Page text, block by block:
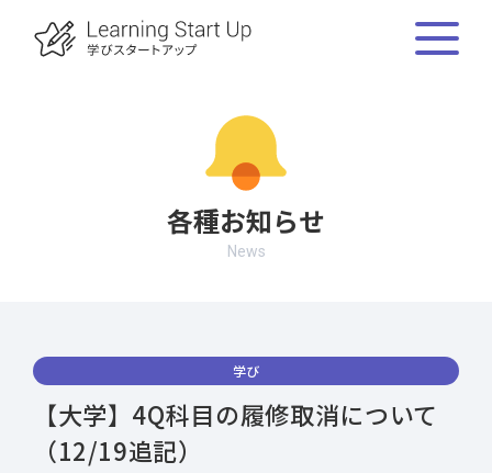
各種お知らせ
News
学び
【大学】4Q科目の履修取消について
（12/19追記）